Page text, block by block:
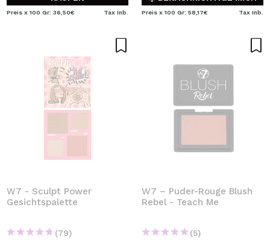
Preis x 100 Gr: 36,50€ Tax Inb. Preis x 100 Gr: 58,17€ Tax Inb.
W7 - Sculpt Power
Gesichtspalette
(79)
W7 – Puder-Rouge Blush
Rebel - Teach Me
(5)